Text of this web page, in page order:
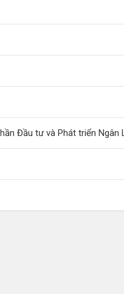
Đầu tư và Phát triển Ngân